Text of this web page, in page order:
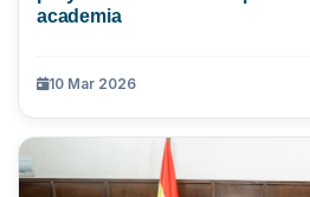
academia
10 Mar 2026